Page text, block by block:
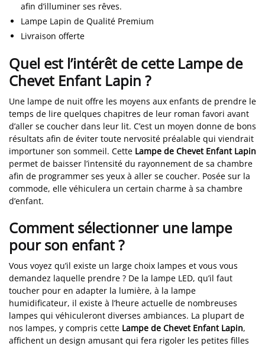
afin d’illuminer ses rêves.
Lampe Lapin de Qualité Premium
Livraison offerte
Quel est l’intérêt de cette Lampe de
Chevet Enfant Lapin ?
Une lampe de nuit offre les moyens aux enfants de prendre le
temps de lire quelques chapitres de leur roman favori avant
d’aller se coucher dans leur lit. C’est un moyen donne de bons
résultats afin de éviter toute nervosité préalable qui viendrait
importuner son sommeil. Cette Lampe de Chevet Enfant Lapin
permet de baisser l’intensité du rayonnement de sa chambre
afin de programmer ses yeux à aller se coucher. Posée sur la
commode, elle véhiculera un certain charme à sa chambre
d’enfant.
Comment sélectionner une lampe
pour son enfant ?
Vous voyez qu’il existe un large choix lampes et vous vous
demandez laquelle prendre ? De la lampe LED, qu’il faut
toucher pour en adapter la lumière, à la lampe
humidificateur, il existe à l’heure actuelle de nombreuses
lampes qui véhiculeront diverses ambiances. La plupart de
nos lampes, y compris cette Lampe de Chevet Enfant Lapin,
affichent un design amusant qui fera rigoler les petites filles